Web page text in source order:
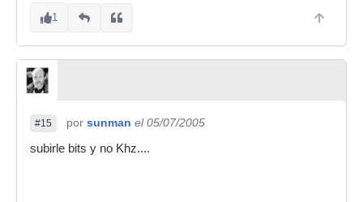
1
#15 por sunman el 05/07/2005
subirle bits y no Khz....